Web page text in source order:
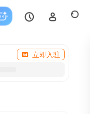
立即入驻